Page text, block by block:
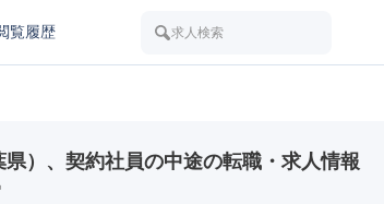
覧履歴 求人検索
県）、契約社員の中途の転職・求人情報